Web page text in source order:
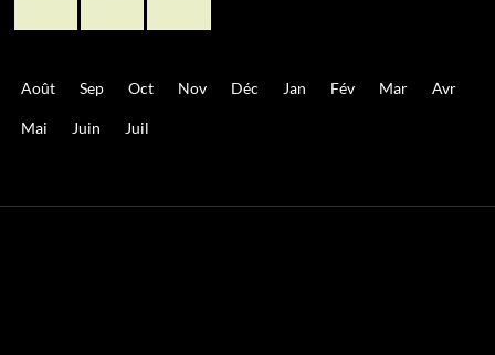
Août Sep Oct Nov Déc Jan Fév Mar Avr
Mai Juin Juil